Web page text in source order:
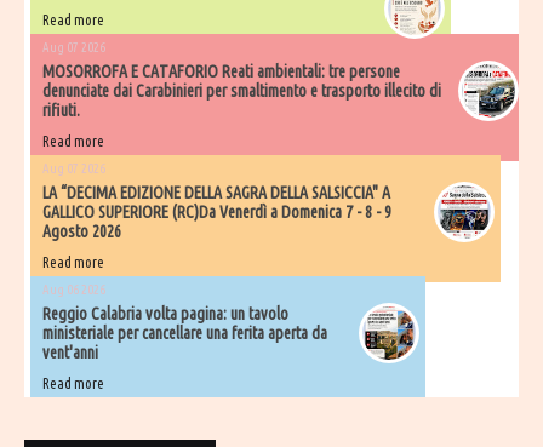
Read more
Aug 07 2026
MOSORROFA E CATAFORIO Reati ambientali: tre persone
denunciate dai Carabinieri per smaltimento e trasporto illecito di
rifiuti.
Read more
Aug 07 2026
LA “DECIMA EDIZIONE DELLA SAGRA DELLA SALSICCIA" A
GALLICO SUPERIORE (RC)Da Venerdì a Domenica 7 - 8 - 9
Agosto 2026
Read more
Aug 06 2026
​Reggio Calabria volta pagina: un tavolo
ministeriale per cancellare una ferita aperta da
vent'anni
Read more